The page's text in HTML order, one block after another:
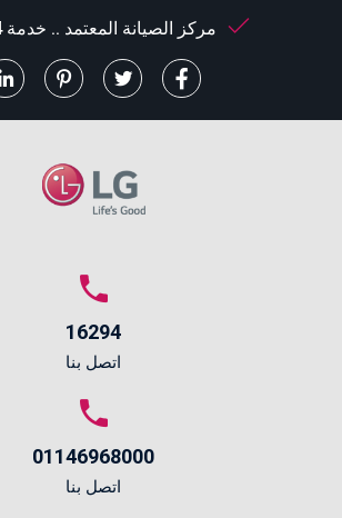
مركز الصيانة المعتمد .. خدمة 24 ساعة
16294
اتصل بنا
01146968000
اتصل بنا